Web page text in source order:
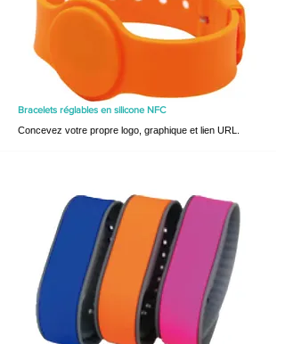
Bracelets réglables en silicone NFC
Concevez votre propre logo, graphique et lien URL.